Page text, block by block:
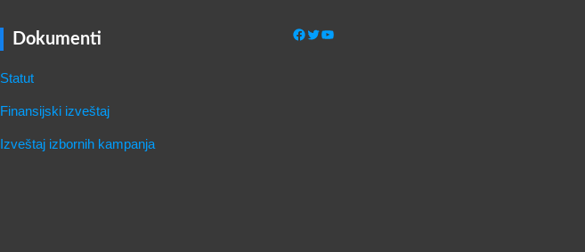
Dokumenti
Statut
Finansijski izveštaj
Izveštaj izbornih kampanja